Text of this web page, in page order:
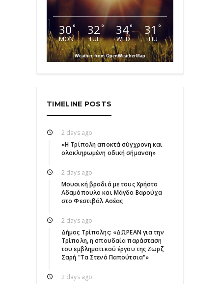
30°
MON
32°
TUE
34°
WED
31 °
THU
Weather from OpenWeatherMap
TIMELINE POSTS
2 days ago
«Η Τρίπολη αποκτά σύγχρονη και
ολοκληρωμένη οδική σήμανση»
2 days ago
Μουσική βραδιά με τους Χρήστο
Αδαμόπουλο και Μάγδα Βαρούχα
στο Φεστιβάλ Ασέας
2 days ago
Δήμος Τρίπολης: «ΔΩΡΕΑΝ για την
Τρίπολη, η σπουδαία παράσταση
του εμβληματικού έργου της Ζωρζ
Σαρή "Τα Στενά Παπούτσια"»
2 days ago